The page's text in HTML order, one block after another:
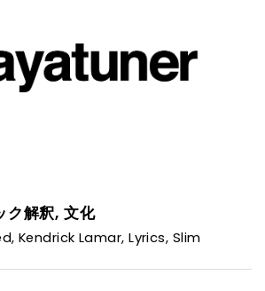
ク解釈, 文化
, Kendrick Lamar,Lyrics, Slim